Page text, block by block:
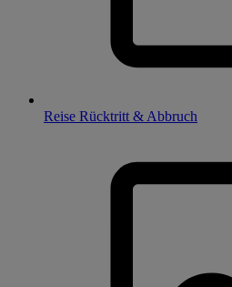
Reise Rücktritt & Abbruch